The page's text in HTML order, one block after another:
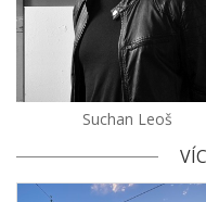
Suchan Leoš